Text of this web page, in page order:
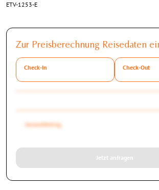
ETV-1253-E
Zur Preisberechnung Reisedaten
Check-In Check-Out
Gesamtbetrag
Jetzt anfragen